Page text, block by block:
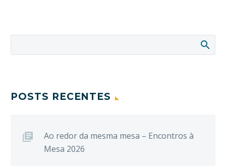
POSTS RECENTES
Ao redor da mesma mesa – Encontros à
Mesa 2026